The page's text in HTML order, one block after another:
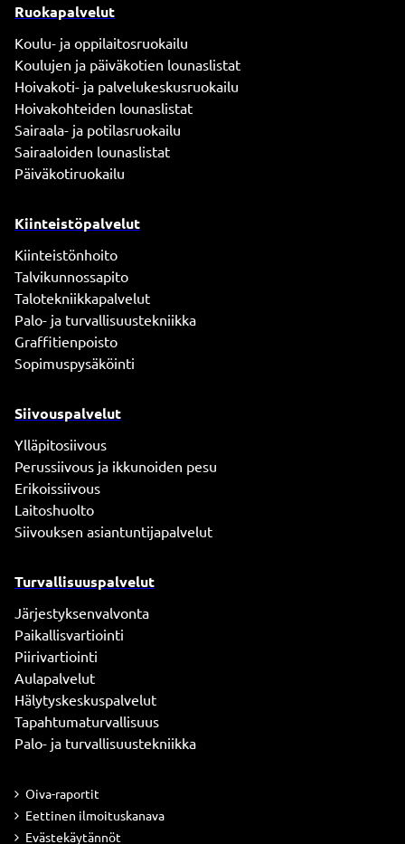
Ruokapalvelut
Koulu- ja oppilaitosruokailu
Koulujen ja päiväkotien lounaslistat
Hoivakoti- ja palvelukeskusruokailu
Hoivakohteiden lounaslistat
Sairaala- ja potilasruokailu
Sairaaloiden lounaslistat
Päiväkotiruokailu
Kiinteistöpalvelut
Kiinteistönhoito
Talvikunnossapito
Talotekniikkapalvelut
Palo- ja turvallisuustekniikka
Graffitienpoisto
Sopimuspysäköinti
Siivouspalvelut
Ylläpitosiivous
Perussiivous ja ikkunoiden pesu
Erikoissiivous
Laitoshuolto
Siivouksen asiantuntijapalvelut
Turvallisuuspalvelut
Järjestyksenvalvonta
Paikallisvartiointi
Piirivartiointi
Aulapalvelut
Hälytyskeskuspalvelut
Tapahtumaturvallisuus
Palo- ja turvallisuustekniikka
Oiva-raportit
Eettinen ilmoituskanava
Evästekäytännöt